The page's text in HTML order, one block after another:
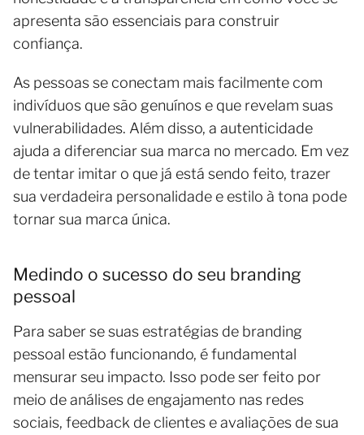
apresenta são essenciais para construir
confiança.
As pessoas se conectam mais facilmente com
indivíduos que são genuínos e que revelam suas
vulnerabilidades. Além disso, a autenticidade
ajuda a diferenciar sua marca no mercado. Em vez
de tentar imitar o que já está sendo feito, trazer
sua verdadeira personalidade e estilo à tona pode
tornar sua marca única.
Medindo o sucesso do seu branding
pessoal
Para saber se suas estratégias de branding
pessoal estão funcionando, é fundamental
mensurar seu impacto. Isso pode ser feito por
meio de análises de engajamento nas redes
sociais, feedback de clientes e avaliações de sua